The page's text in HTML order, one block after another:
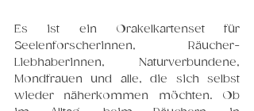
Es ist ein Orakelkartenset für
Seelenforscherinnen, Räucher-
Liebhaberinnen, Naturverbundene,
Mondfrauen und alle, die sich selbst
wieder näherkommen möchten. Ob